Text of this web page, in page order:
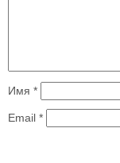
Имя *
Email *